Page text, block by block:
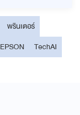
พรินเตอร์
EPSON TechAI